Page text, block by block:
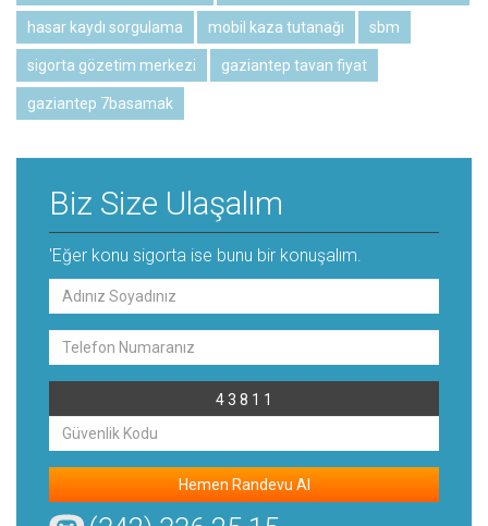
hasar kaydı sorgulama mobil kaza tutanağı sbm
sigorta gözetim merkezi gaziantep tavan fiyat
gaziantep 7basamak
Biz Size Ulaşalım
'Eğer konu sigorta ise bunu bir konuşalım.
4 3 8 1 1
Hemen Randevu Al